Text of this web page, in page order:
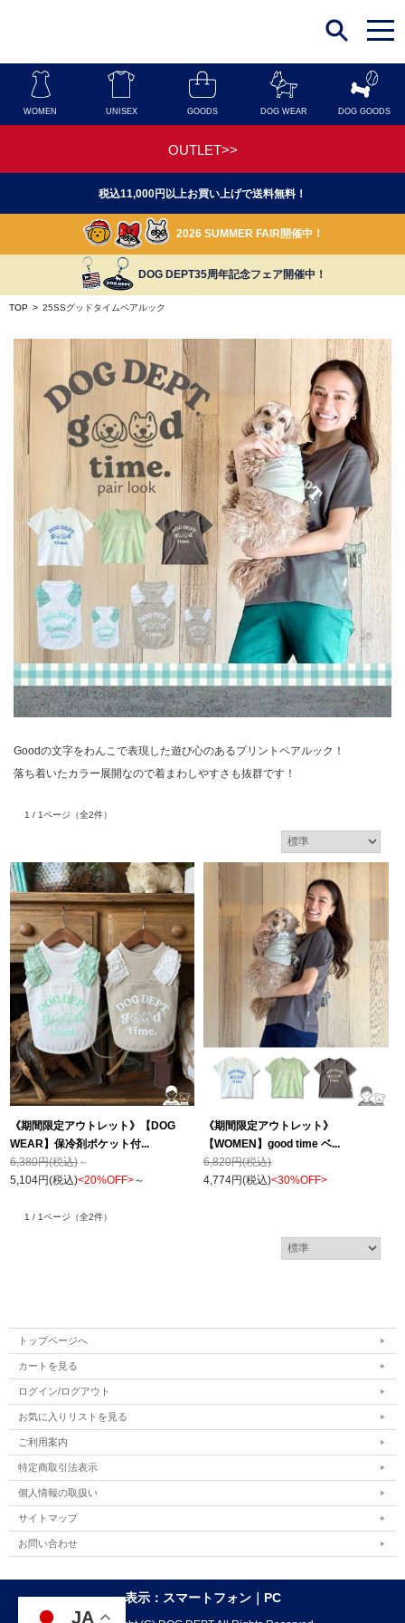
t
o
g
n
a
o
WOMEN UNISEX GOODS DOG WEAR DOG GOODS
OUTLET>>
税込11,000円以上お買い上げで送料無料！
2026 SUMMER FAIR開催中！
DOG DEPT35周年記念フェア開催中！
TOP > 25SSグッドタイムペアルック
Goodの文字をわんこで表現した遊び心のあるプリントペアルック！
落ち着いたカラー展開なので着まわしやすさも抜群です！
1 / 1ページ （全2件）
《期間限定アウトレット》【DOG
WEAR】保冷剤ポケット付...
6,380円(税込)～
5,104円(税込)<20%OFF>～
《期間限定アウトレット》
【WOMEN】good time ベ...
6,820円(税込)
4,774円(税込)<30%OFF>
1 / 1ページ （全2件）
JA
トップページへ
カートを見る
ログイン/ログアウト
お気に入りリストを見る
ご利用案内
特定商取引法表示
個人情報の取扱い
サイトマップ
お問い合わせ
表示：スマートフォン｜ PC